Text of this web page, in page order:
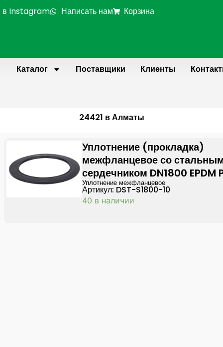
Instagram Написать нам Корзина
Каталог Поставщики Клиенты
24421 в Алматы
Уплотнение (прокладка)
межфланцевое со
сердечником DN1800 EPDM
Уплотнение межфланцевое
Артикул: DST-S1800-10
40 в наличии